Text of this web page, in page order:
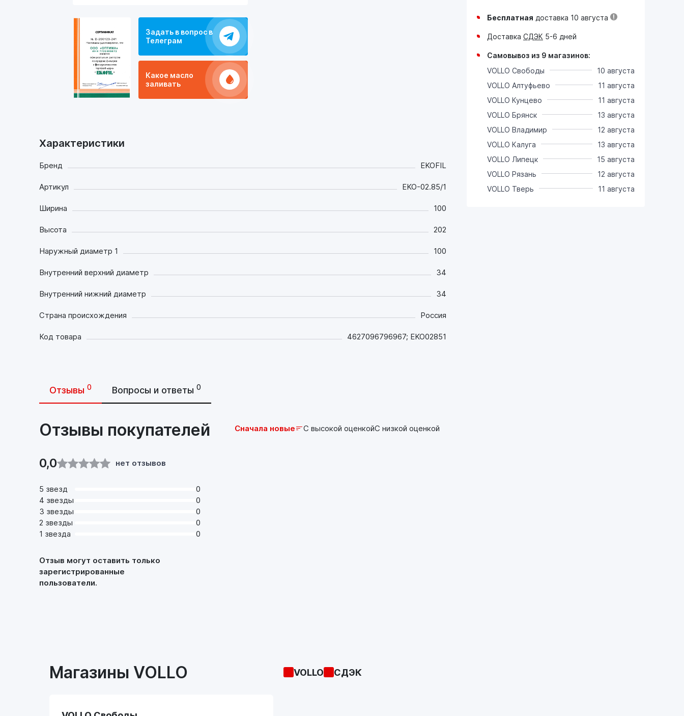
Задать в вопрос в
Телеграм
Какое масло
заливать
Характеристики
Бренд EKOFIL
Артикул EKO-02.85/1
Ширина 100
Высота 202
Наружный диаметр 1 100
Внутренний верхний диаметр 34
Внутренний нижний диаметр 34
Страна происхождения Россия
Код товара 4627096796967; EKO02851
Бесплатная доставка 10 августа
Доставка СДЭК 5-6 дней
Самовывоз из 9 магазинов:
VOLLO Свободы
10 августа
VOLLO Алтуфьево
11 августа
VOLLO Кунцево
11 августа
VOLLO Брянск
13 августа
VOLLO Владимир
12 августа
VOLLO Калуга
13 августа
VOLLO Липецк
15 августа
VOLLO Рязань
12 августа
VOLLO Тверь
11 августа
Отзывы 0 Вопросы и ответы 0
Отзывы покупателей
0,0 нет отзывов
5 звезд
0
4 звезды
0
3 звезды
0
2 звезды
0
1 звезда
0
Отзыв могут оставить только
зарегистрированные
пользователи.
Сначала новые С высокой оценкойС низкой оценкой
Магазины VOLLO VOLLO СДЭК